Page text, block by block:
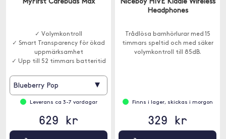
MyFirst Carebuds Max
✓ Volymkontroll
✓ Smart Transparency för ökad
uppmärksamhet
✓ Upp till 52 timmars batteritid
Blueberry Pop ▾
Leverans ca 3-7 vardagar
629 kr
Niceboy HIVE Kiddie Wireless
Headphones
Trådlösa barnhörlurar med 15
timmars speltid och med säker
volymkontroll till 85dB.
Finns i lager, skickas i morgon
329 kr